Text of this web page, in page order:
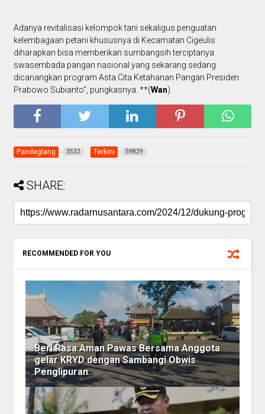
Adanya revitalisasi kelompok tani sekaligus penguatan
kelembagaan petani khususnya di Kecamatan Cigeulis
diharapkan bisa memberikan sumbangsih terciptanya
swasembada pangan nasional yang sekarang sedang
dicanangkan program Asta Cita Ketahanan Pangan Presiden
Prabowo Subianto", pungkasnya. **(Wan).
Pandeglang 3532 Terkini 59829
SHARE:
RECOMMENDED FOR YOU
Beri Rasa Aman Pawas Bersama Anggota
gelar KRYD dengan Sambangi Obwis
Penglipuran.